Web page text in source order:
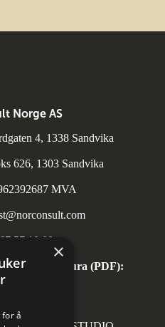
Norge AS
4, 1338 Sandvika
626, 1303 Sandvika
MVA
57 10 00
faktura (PDF):
×
å